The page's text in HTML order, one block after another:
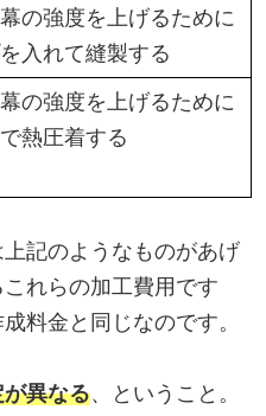
の強度を上げるために
入れて縫製する
の強度を上げるために
熱圧着する
記のようなものがあげ
れらの加工費用です
料金と同じなのです。
異なる、ということ。